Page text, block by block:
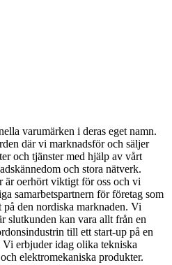
varumärken i deras eget namn.
där vi marknadsför och säljer
och tjänster med hjälp av vårt
och stora nätverk.
är oerhört viktigt för oss och vi
samarbetspartnern för företag som
den nordiska marknaden. Vi
slutkunden kan vara allt från en
till ett start-up på en
erbjuder idag olika tekniska
elektromekaniska produkter.